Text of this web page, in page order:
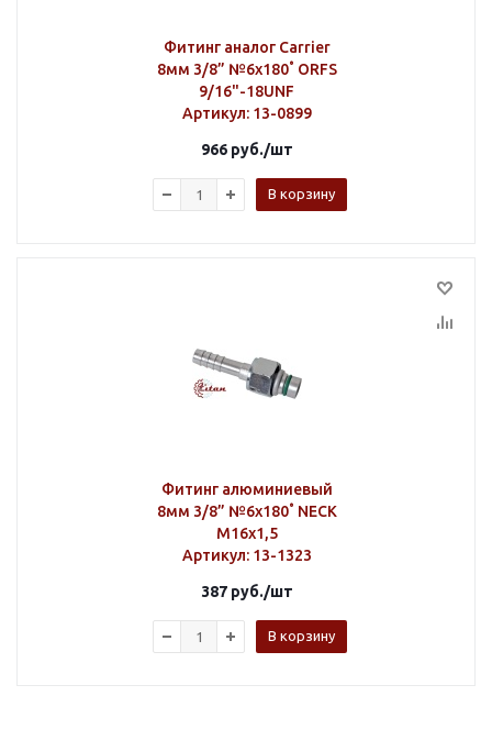
Фитинг аналог Carrier
8мм 3/8” №6х180˚ ORFS
9/16"-18UNF
Артикул: 13-0899
966руб./шт
В корзину
Фитинг алюминиевый
8мм 3/8” №6х180˚ NECK
M16х1,5
Артикул: 13-1323
387руб./шт
В корзину